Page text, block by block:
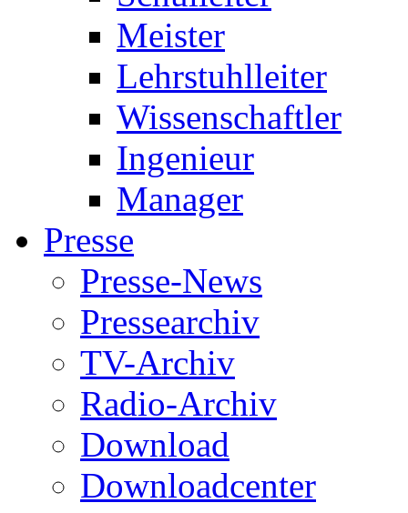
Meister
Lehrstuhlleiter
Wissenschaftler
Ingenieur
Manager
Presse
Presse-News
Pressearchiv
TV-Archiv
Radio-Archiv
Download
Downloadcenter